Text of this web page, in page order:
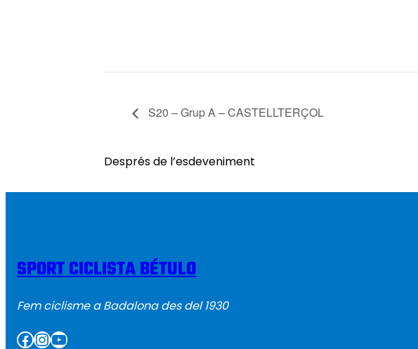
S20 – Grup A – CASTELLTERÇOL
Després de l’esdeveniment
SPORT CICLISTA BÉTULO
Fem ciclisme a Badalona des del 1930
Facebook InstagramYouTube